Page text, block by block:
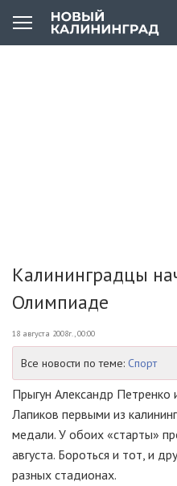
Калининградцы
Олимпиаде
18 августа 2008г., 00:00
Все новости по теме: Спорт
Прыгун Александр
Лапиков первыми из
медали. У обоих «старты»
августа. Бороться и тот, и
разных стадионах.